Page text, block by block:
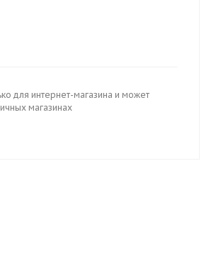
для интернет-магазина и может
магазинах